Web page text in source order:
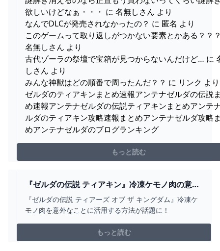
欲しいけどなぁ・・・ に 名無しさん より
なんでDLCが発売されなかったの？ に 匿名 より
このゲームって取り返しがつかない要素とかある？？
名無しさん より
古代ゾーラの祭壇で宝箱が見つからないんだけど… に
しさん より
みんな神獣はどの順番で周ったんだ？？ に リンク より
ゼルダのティアキンまとめ速報アンテナゼルダの伝説
め速報アンテナゼルダの伝説ティアキンまとめアンテ
ルダのティアキン攻略速報まとめアンテナゼルダ攻略
めアンテナゼルダのブログランキング
もっと読む
『ゼルダの伝説 ティアキン』冷凍ケモノ肉の意外
な使い方！タイヤがなくても地を駆け、滑走路が
なくても空を飛べる インサイド
『ゼルダの伝説 ティアーズ オブ ザ キングダム』冷凍ケ
モノ肉を意外なことに活用する方法が話題に！
もっと読む